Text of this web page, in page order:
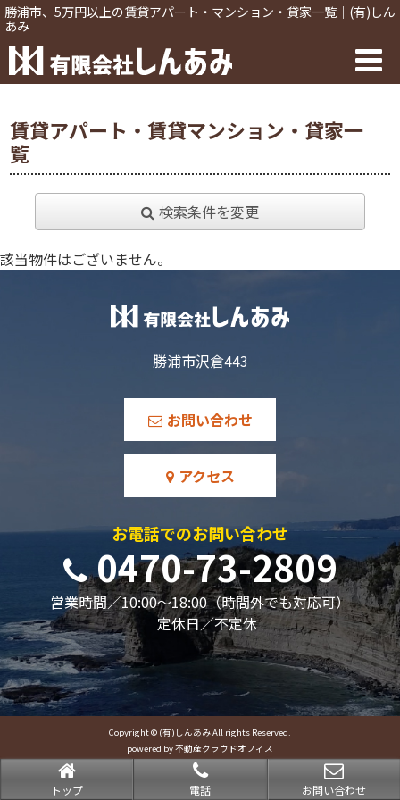
勝浦市、5万円以上の賃貸アパート・マンション・貸家一覧｜(有)しん
あみ
賃貸アパート・賃貸マンション・貸家一
覧
検索条件を変更
該当物件はございません。
トップ 電話 お問い合わせ
勝浦市沢倉443
お問い合わせ
アクセス
お電話でのお問い合わせ
0470-73-2809
営業時間／10:00～18:00（時間外でも対応可）
定休日／不定休
Copyright © (有)しんあみ All rights Reserved.
powered by 不動産クラウドオフィス